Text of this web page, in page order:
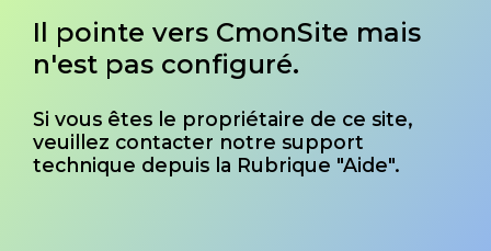
Il pointe vers CmonSite mais
n'est pas configuré.
Si vous êtes le propriétaire de ce site,
veuillez contacter notre support
technique depuis la Rubrique "Aide".